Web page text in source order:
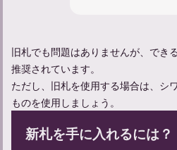
旧札でも問題はありませんが、でき
推奨されています。
ただし、旧札を使用する場合は、シ
ものを使用しましょう。
新札を手に入れるには？